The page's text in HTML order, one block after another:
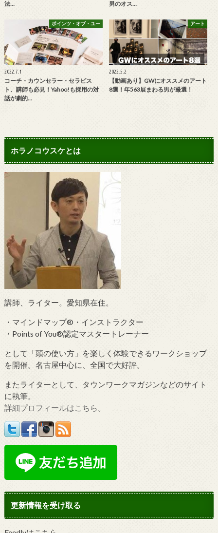
法… 男のオス…
ポインツ・オブ・ユー
2022.7.1
コーチ・カウンセラー・セラピス
ト、講師も必見！Yahoo!も採用の対
話が劇的…
アート
2022.5.2
【動画あり】GWにオススメのアート
8選！年563展まわる男が厳選！
ホラノコウスケとは
講師、ライター。愛知県在住。
・マインドマップ®・インストラクター
・Points of You®認定マスタートレーナー
として「頭の使い方」を楽しく体験できるワークショップ
を開催。名古屋中心に、全国で大好評。
またライターとして、タウンワークマガジンなどのサイト
に執筆。
詳細プロフィールはこちら 。
更新情報を受け取る